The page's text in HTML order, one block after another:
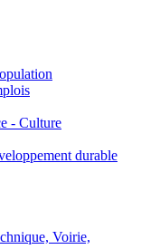
- Culture
durable
Voirie,